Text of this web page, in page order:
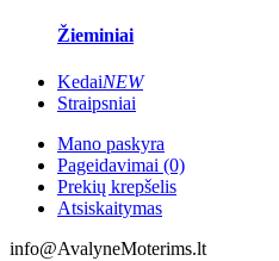
Žieminiai
KedaiNEW
Straipsniai
Mano paskyra
Pageidavimai (0)
Prekių krepšelis
Atsiskaitymas
info@AvalyneMoterims.lt